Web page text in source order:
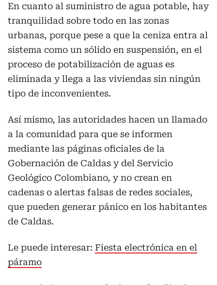
En cuanto al suministro de agua potable, hay
tranquilidad sobre todo en las zonas
urbanas, porque pese a que la ceniza entra al
sistema como un sólido en suspensión, en el
proceso de potabilización de aguas es
eliminada y llega a las viviendas sin ningún
tipo de inconvenientes.
Así mismo, las autoridades hacen un llamado
a la comunidad para que se informen
mediante las páginas oficiales de la
Gobernación de Caldas y del Servicio
Geológico Colombiano, y no crean en
cadenas o alertas falsas de redes sociales,
que pueden generar pánico en los habitantes
de Caldas.
Le puede interesar: Fiesta electrónica en el
páramo